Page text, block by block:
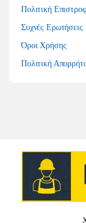
Πολιτική
Συχνές Ερωτήσεις
Όροι Χρήσης
Πολιτική